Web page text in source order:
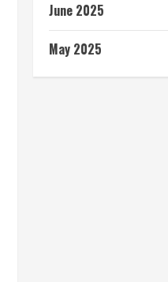
June 2025
May 2025